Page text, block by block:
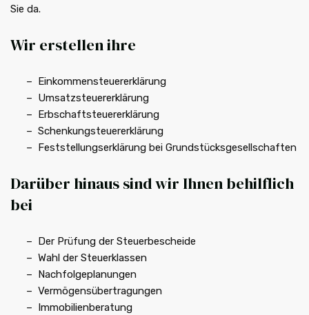
Sie da.
Wir erstellen ihre
Einkommensteuererklärung
Umsatzsteuererklärung
Erbschaftsteuererklärung
Schenkungsteuererklärung
Feststellungserklärung bei Grundstücksgesellschaften
Darüber hinaus sind wir Ihnen behilflich
bei
Der Prüfung der Steuerbescheide
Wahl der Steuerklassen
Nachfolgeplanungen
Vermögensübertragungen
Immobilienberatung